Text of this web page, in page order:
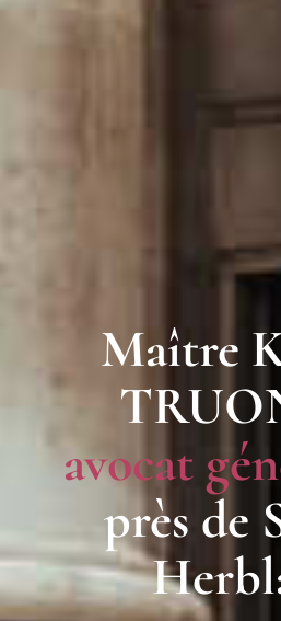
Maître
avocat
près de